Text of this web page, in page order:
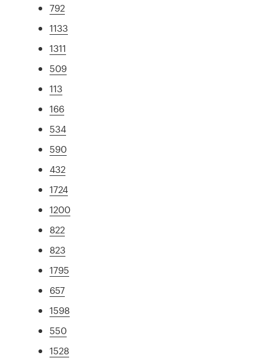
792
1133
1311
509
113
166
534
590
432
1724
1200
822
823
1795
657
1598
550
1528